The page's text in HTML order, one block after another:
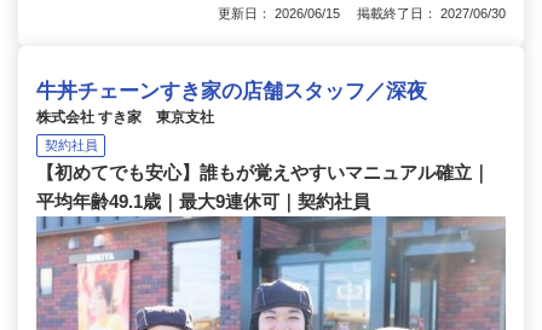
更新日： 2026/06/15 掲載終了日： 2027/06/30
牛丼チェーンすき家の店舗スタッフ／深夜
株式会社 すき家 東京支社
契約社員
【初めてでも安心】誰もが覚えやすいマニュアル確立｜
平均年齢49.1歳｜最大9連休可｜契約社員